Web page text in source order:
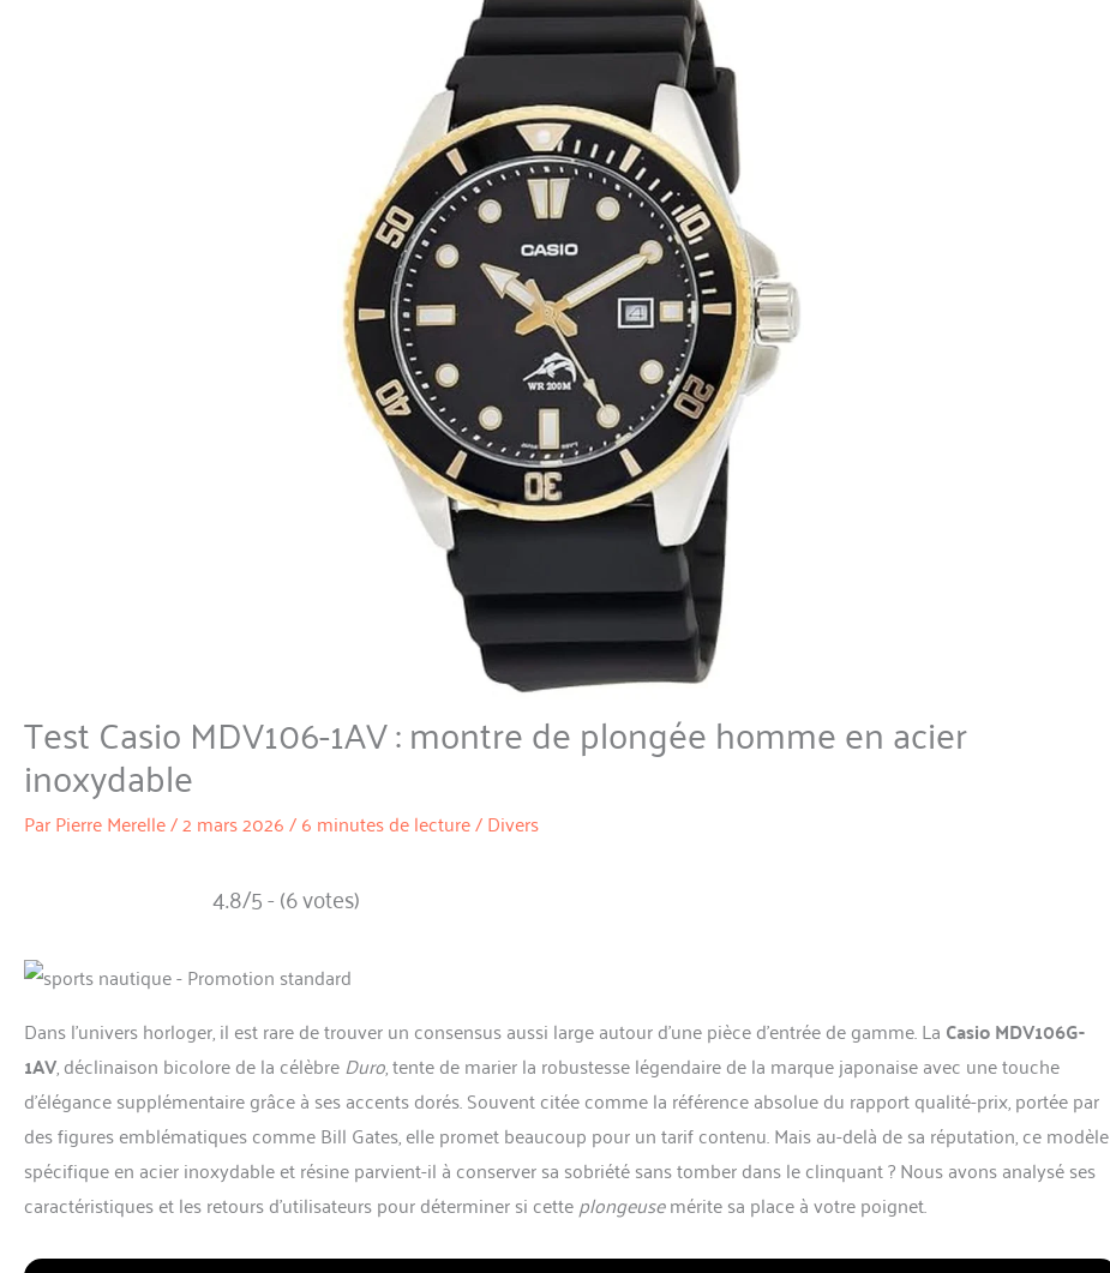
Test Casio MDV106-1AV : montre de plongée homme en acier
inoxydable
ParPierre Merelle/2 mars 2026/6 minutes de lecture/Divers
4.8/5 - (6 votes)
Dans l’univers horloger, il est rare de trouver un consensus aussi large autour d’une pièce d’entrée de gamme. La Casio MDV106G-
1AV, déclinaison bicolore de la célèbreDuro, tente de marier la robustesse légendaire de la marque japonaise avec une touche
d’élégance supplémentaire grâce à ses accents dorés. Souvent citée comme la référence absolue du rapport qualité-prix, portée par
des figures emblématiques comme Bill Gates, elle promet beaucoup pour un tarif contenu. Mais au-delà de sa réputation, ce modèle
spécifique en acier inoxydable et résine parvient-il à conserver sa sobriété sans tomber dans le clinquant ? Nous avons analysé ses
caractéristiques et les retours d’utilisateurs pour déterminer si cetteplongeusemérite sa place à votre poignet.